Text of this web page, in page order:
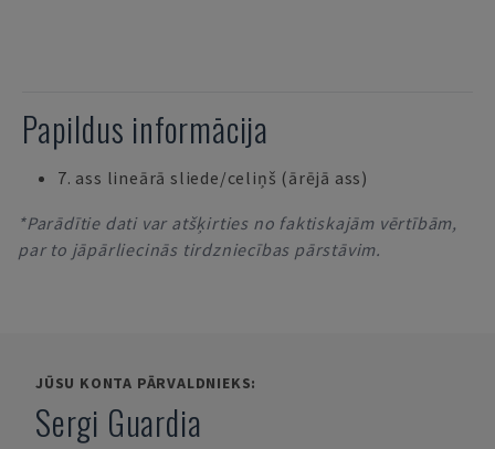
Papildus informācija
7. ass lineārā sliede/celiņš (ārējā ass)
*Parādītie dati var atšķirties no faktiskajām vērtībām,
par to jāpārliecinās tirdzniecības pārstāvim.
JŪSU KONTA PĀRVALDNIEKS:
Sergi Guardia